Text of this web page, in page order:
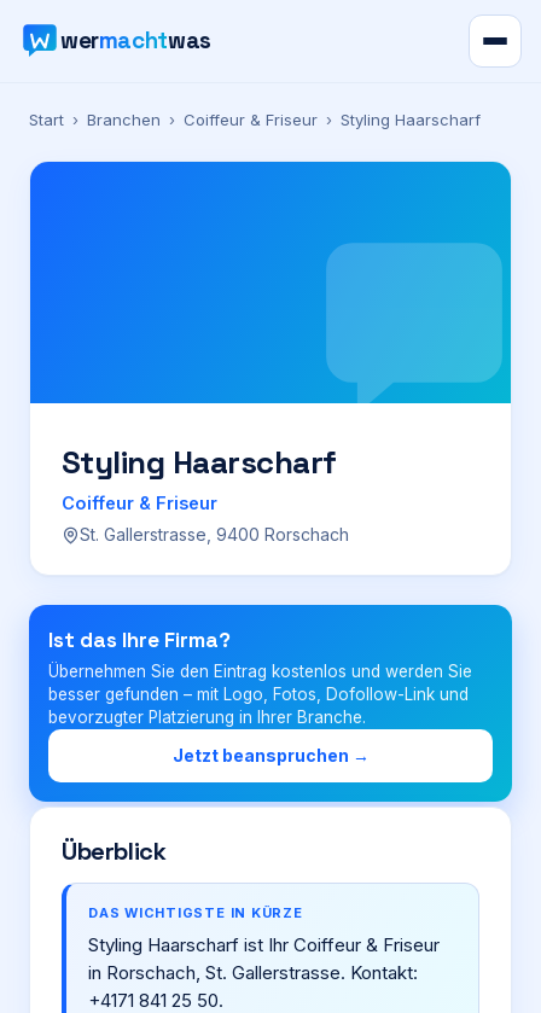
wermachtwas
Verzeichnis
Karte
Preise
Für Firmen
Login
Firma eintragen
Start › Branchen › Coiffeur & Friseur › Styling Haarscharf
Styling Haarscharf
Coiffeur & Friseur
St. Gallerstrasse, 9400 Rorschach
Ist das Ihre Firma?
Übernehmen Sie den Eintrag kostenlos und werden Sie
besser gefunden – mit Logo, Fotos, Dofollow-Link und
bevorzugter Platzierung in Ihrer Branche.
Jetzt beanspruchen →
Überblick
DAS WICHTIGSTE IN KÜRZE
Styling Haarscharf ist Ihr Coiffeur & Friseur
in Rorschach, St. Gallerstrasse. Kontakt:
+4171 841 25 50.